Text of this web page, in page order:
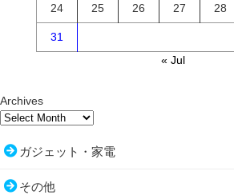
24 25 26 27 28
31
« Jul
Archives
ガジェット・家電
その他